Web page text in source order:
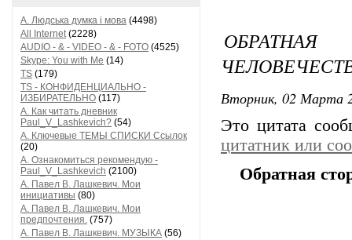
A. Людська думка і мова (4498)
All Internet(2228)
AUDIO - & - VIDEO - & - FOTO (4525)
Skype: You with Me (14)
TS (179)
TS - КОНФИДЕНЦИАЛЬНО -
ИЗБИРАТЕЛЬНО (117)
А. Как читать дневник
Paul_V_Lashkevich? (54)
А. Ключевые ТЕМЫ СПИСКИ Ссылок
(20)
А. Ознакомиться рекомендую -
Paul_V_Lashkevich (2100)
А. Павел В. Лашкевич. Мои
инициативы (80)
А. Павел В. Лашкевич. Мои
предпочтения. (757)
А. Павел В. Лашкевич. МУЗЫКА (56)
Вторник, 02 Марта
Это цитата
цитатник или
Обратная